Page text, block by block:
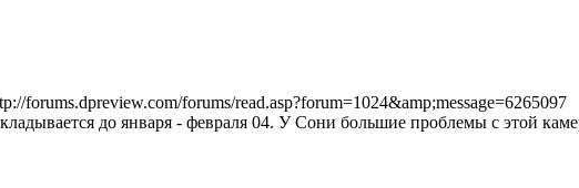
forums.dpreview.com/forums/read.asp?forum=1024&amp;message=6265097
до января - февраля 04. У Сони большие проблемы с этой